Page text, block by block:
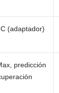
(adaptador)
predicción